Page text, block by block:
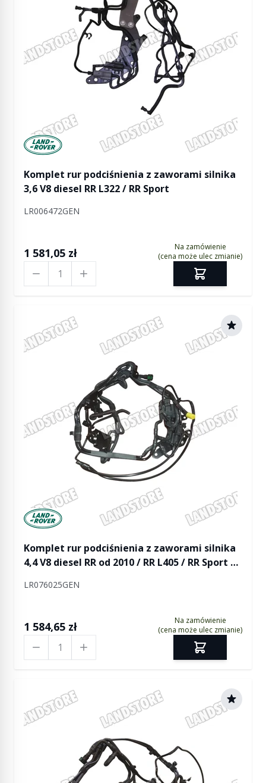
Manufactured by Land rover
Komplet rur podciśnienia z zaworami silnika
3,6 V8 diesel RR L322 / RR Sport
LR006472GEN
1 581,05 zł
Na zamówienie
(cena może ulec zmianie)
Manufactured by Land rover
Komplet rur podciśnienia z zaworami silnika
4,4 V8 diesel RR od 2010 / RR L405 / RR Sport od
LR076025GEN
1 584,65 zł
Na zamówienie
(cena może ulec zmianie)